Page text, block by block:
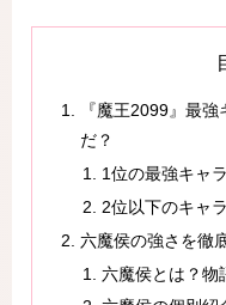
『魔王2099』最
だ？
1位の最強キャ
2位以下のキャ
六魔侯の強さを徹
六魔侯とは？物